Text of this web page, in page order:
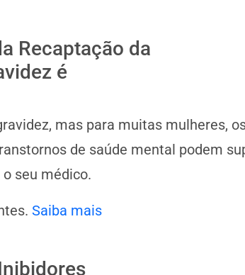
Recaptação da
é
mas para muitas mulheres,
de saúde mental podem
seu médico.
Saiba mais